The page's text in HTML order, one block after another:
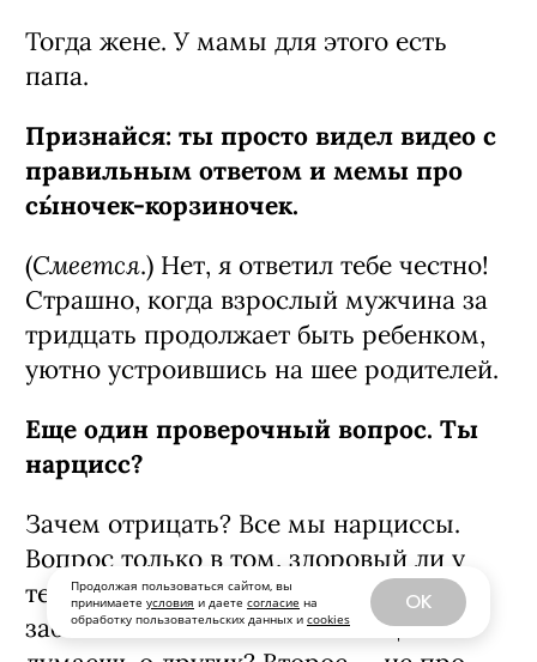
Продолжая пользоваться сайтом, вы
принимаете условия и даете согласие на
обработку пользовательских данных и cookies
OK
Тогда жене. У мамы для этого есть
папа.
Признайся: ты просто видел видео с
правильным ответом и мемы про
сы́ночек-­корзиночек.
(Смеется.) Нет, я ответил тебе честно!
Страшно, когда взрослый мужчина за
тридцать продолжает быть ребенком,
уютно устроившись на шее родителей.
Еще один проверочный вопрос. Ты
нарцисс?
Зачем отрицать? Все мы нарциссы.
Вопрос только в том, здоровый ли у
тебя нарциссизм. Ты любишь себя и
заботишься о себе? Или вообще не